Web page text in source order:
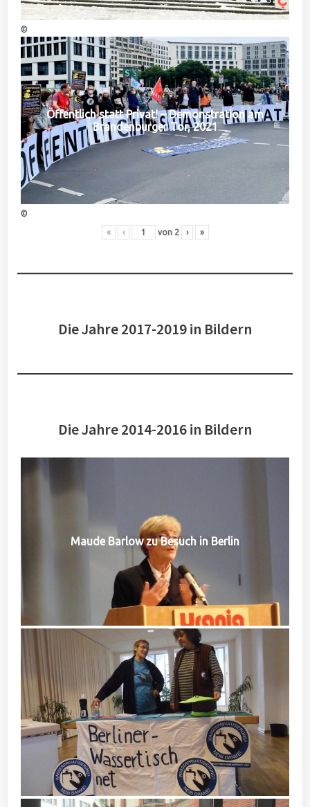
©
Öffentlich statt Privat! – Demonstration am
Brandenburger Tor, 2021
©
« ‹ von 2 › »
Die Jahre 2017-2019 in Bildern
Die Jahre 2014-2016 in Bildern
Maude Barlow zu Besuch in Berlin